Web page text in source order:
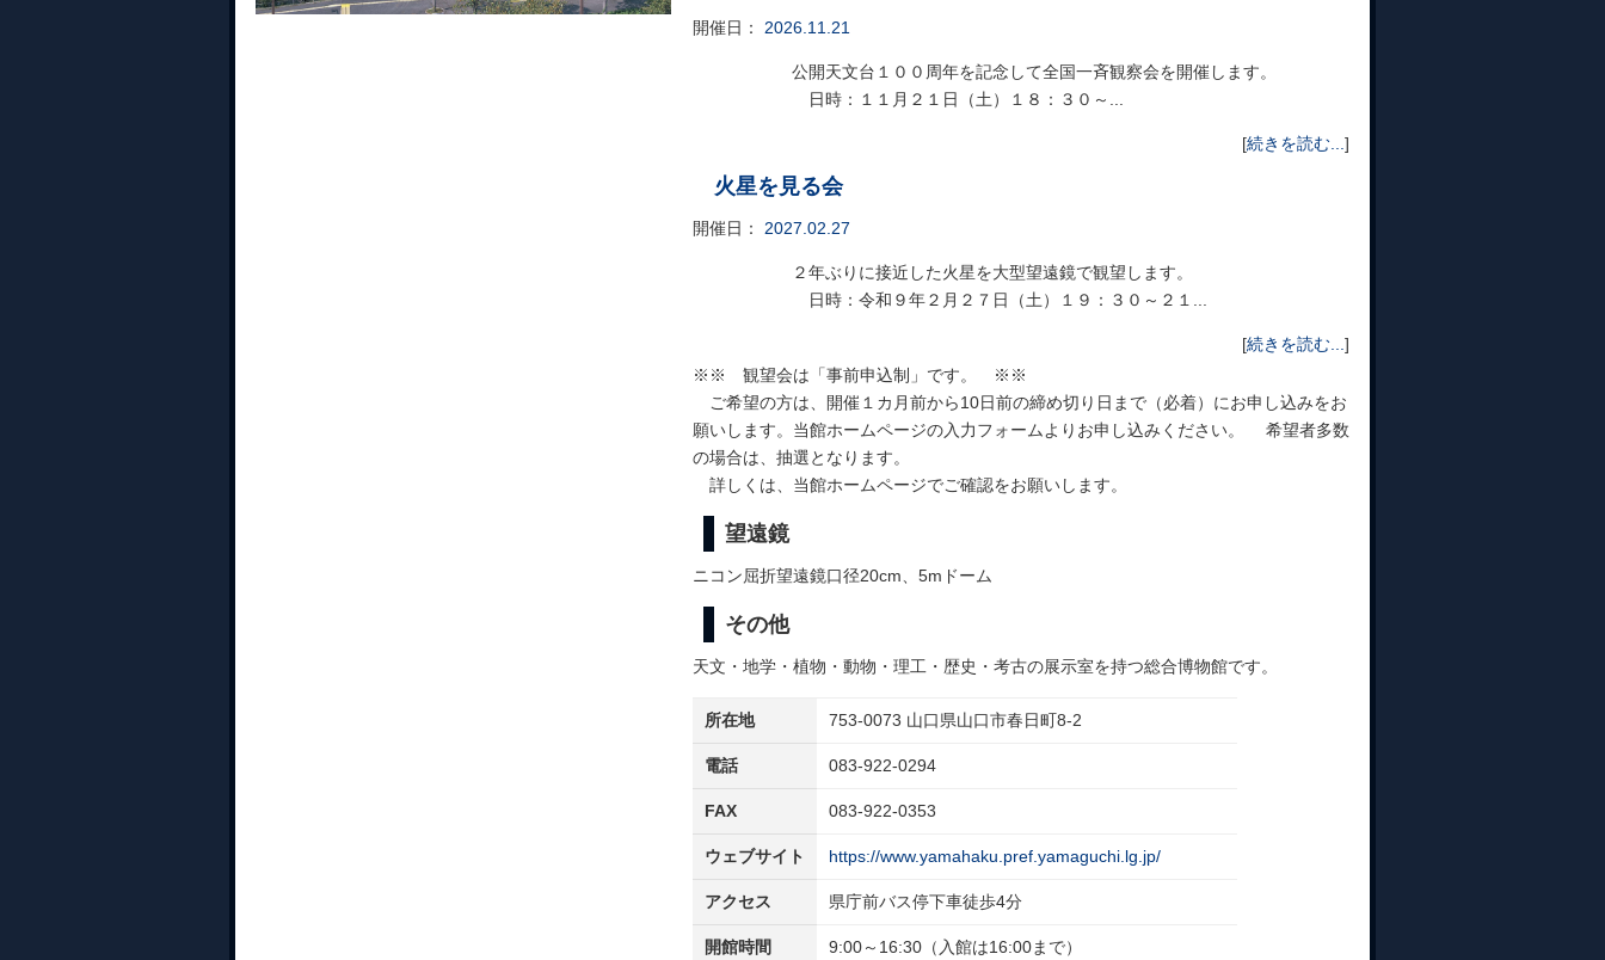
開催日： 2026.11.21
公開天文台１００周年を記念して全国一斉観察会を開催します。
日時：１１月２１日（土）１８：３０～...
[続きを読む... ]
火星を見る会
開催日： 2027.02.27
２年ぶりに接近した火星を大型望遠鏡で観望します。
日時：令和９年２月２７日（土）１９：３０～２１...
[続きを読む... ]
※※ 観望会は「事前申込制」です。 ※※
ご希望の方は、開催１カ月前から10日前の締め切り日まで（必着）にお申し込みをお
願いします。当館ホームページの入力フォームよりお申し込みください。 希望者多数
の場合は、抽選となります。
詳しくは、当館ホームページでご確認をお願いします。
望遠鏡
ニコン屈折望遠鏡口径20cm、5mドーム
その他
天文・地学・植物・動物・理工・歴史・考古の展示室を持つ総合博物館です。
所在地 753-0073 山口県山口市春日町8-2
電話 083-922-0294
FAX 083-922-0353
ウェブサイト https://www.yamahaku.pref.yamaguchi.lg.jp/
アクセス 県庁前バス停下車徒歩4分
開館時間 9:00～16:30（入館は16:00まで）